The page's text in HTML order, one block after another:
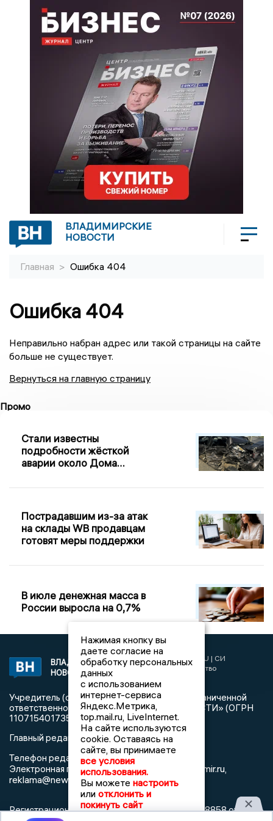
ВЛАДИМИРСКИЕ
НОВОСТИ
Главная > Ошибка 404
Ошибка 404
Неправильно набран адрес или такой страницы на сайте
больше не существует.
Вернуться на главную страницу
Промо
Стали известны
подробности жёсткой
аварии около Дома
Владимире
Пострадавшим из-за атак
на склады WB продавцам
готовят меры поддержки
В июле денежная масса в
России выросла на 0,7%
ВЛАДИМИРСКИЕ
НОВОСТИ
2017 © NEWSVLADIMIR.RU | СИ
«Информационное агентство
Учредитель (соучредители): Общество с ограниченной
ответственностью «РЕГИОНАЛЬНЫЕ НОВОСТИ» (ОГРН
1107154017354)
Главный редактор: Мазов С. А.
Телефон редакции:8 (4922) 666916
Электронная почта редакции:info@newsvladimir.ru,
reklama@newsvladimir.ru
Регистрационный номер: серия Эл № ФС77-78858 от 4
Нажимая кнопку вы
даете согласие на
обработку персональных
данных
с использованием
интернет-сервиса
Яндекс.Метрика,
top.mail.ru, LiveInternet.
На сайте используются
cookie. Оставаясь на
сайте, вы принимаете
все условия
использования.
Вы можете настроить
или отклонить и
покинуть сайт